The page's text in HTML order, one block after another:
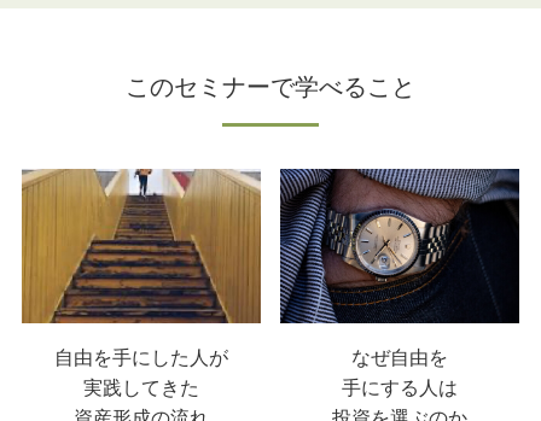
このセミナーで学べること
自由を手にした人が
実践してきた
なぜ自由を
手にする人は